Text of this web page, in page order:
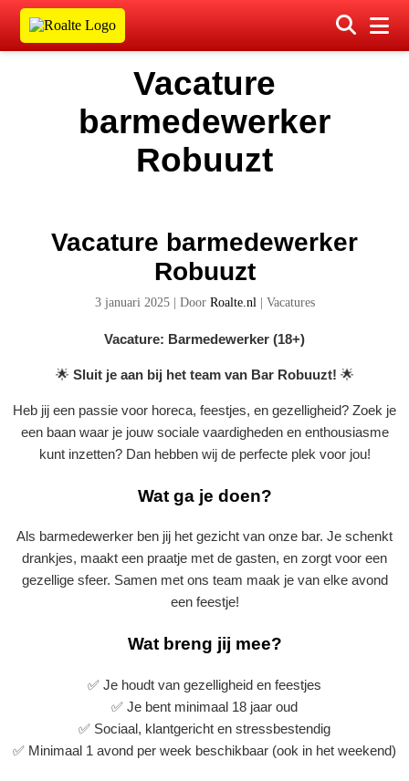
Vacature
barmedewerker
Robuuzt
Vacature barmedewerker
Robuuzt
3 januari 2025| Door Roalte.nl| Vacatures
Vacature: Barmedewerker (18+)
🌟 Sluit je aan bij het team van Bar Robuuzt! 🌟
Heb jij een passie voor horeca, feestjes, en gezelligheid? Zoek je
een baan waar je jouw sociale vaardigheden en enthousiasme
kunt inzetten? Dan hebben wij de perfecte plek voor jou!
Wat ga je doen?
Als barmedewerker ben jij het gezicht van onze bar. Je schenkt
drankjes, maakt een praatje met de gasten, en zorgt voor een
gezellige sfeer. Samen met ons team maak je van elke avond
een feestje!
Wat breng jij mee?
✅ Je houdt van gezelligheid en feestjes
✅ Je bent minimaal 18 jaar oud
✅ Sociaal, klantgericht en stressbestendig
✅ Minimaal 1 avond per week beschikbaar (ook in het weekend)